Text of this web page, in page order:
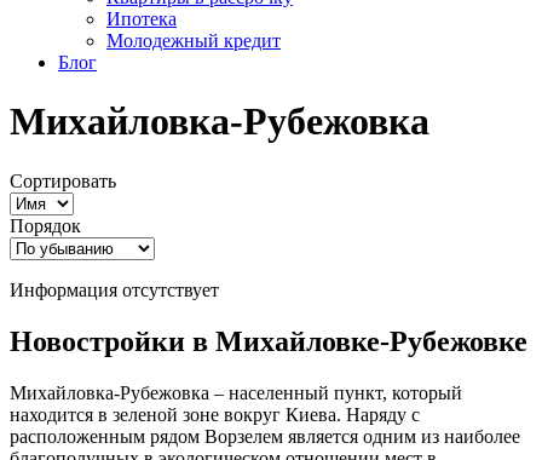
Ипотека
Молодежный кредит
Блог
Михайловка-Рубежовка
Сортировать
Порядок
Информация отсутствует
Новостройки в Михайловке-Рубежовке
Михайловка-Рубежовка – населенный пункт, который
находится в зеленой зоне вокруг Киева. Наряду с
расположенным рядом Ворзелем является одним из наиболее